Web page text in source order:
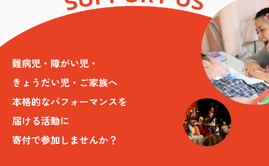
難病児・障がい児・
きょうだい児・ご家族へ
本格的なパフォーマンスを
届ける活動に
寄付で参加しませんか？